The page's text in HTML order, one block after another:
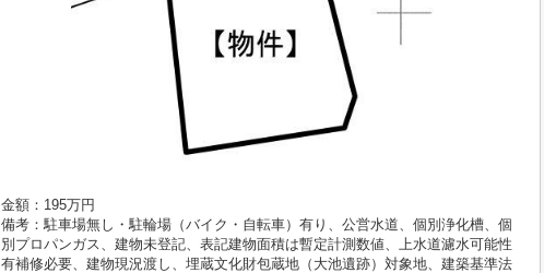
金額：195万円
備考： 駐車場無し・駐輪場（バイク・自転車）有り、公営水道、個別浄化槽、個
別プロパンガス、建物未登記、表記建物面積は暫定計測数値、上水道濾水可能性
有補修必要、建物現況渡し、埋蔵文化財包蔵地（大池遺跡）対象地、建築基準法